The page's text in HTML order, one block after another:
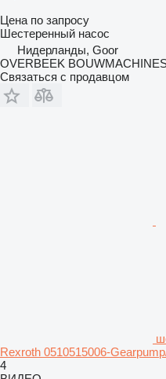
Цена по запросу
Шестеренный насос
Нидерланды, Goor
OVERBEEK
Связаться с продавцом
Rexroth 0510515006-
4